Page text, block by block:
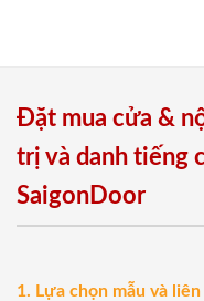
Đặt mua cửa &
trị và danh tiếng
SaigonDoor
1. Lựa chọn mẫu và